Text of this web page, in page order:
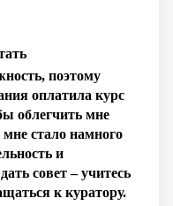
поэтому
оплатила курс
облегчить мне
стало намного
и
совет – учитесь
к куратору.